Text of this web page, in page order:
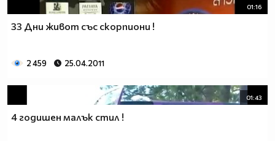
01:16
33 Дни живот със скорпиони !
2 459 25.04.2011
01:43
4 годишен малък стил !